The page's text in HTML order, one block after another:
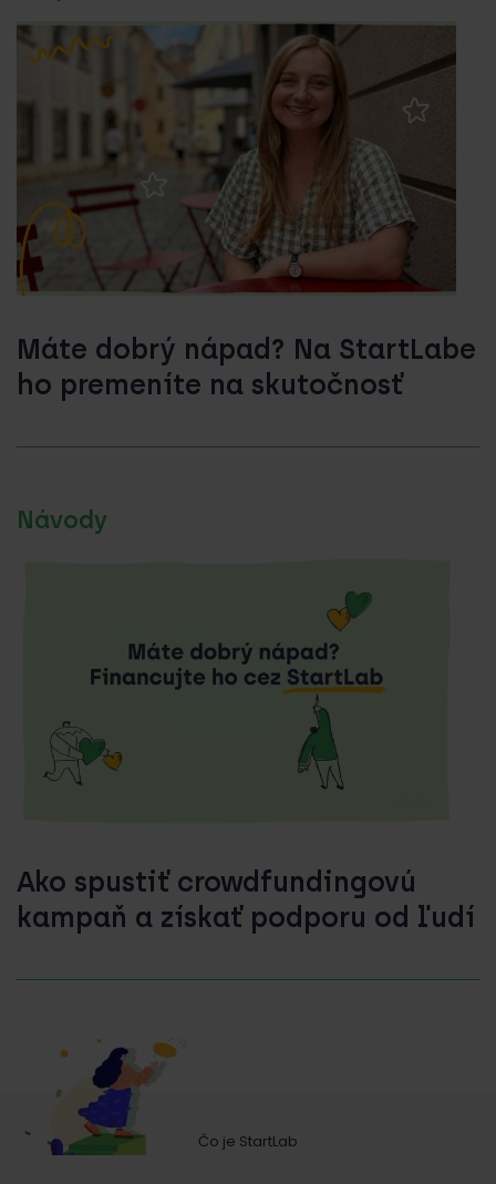
Máte dobrý nápad? Na StartLabe
ho premeníte na skutočnosť
Návody
Ako spustiť crowdfundingovú
kampaň a získať podporu od ľudí
Čo je StartLab